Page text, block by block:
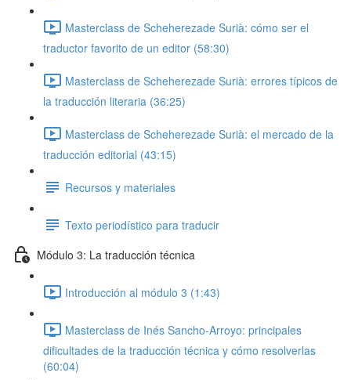
Masterclass de Scheherezade Surià: cómo ser el
traductor favorito de un editor (58:30)
Masterclass de Scheherezade Surià: errores típicos de
la traducción literaria (36:25)
Masterclass de Scheherezade Surià: el mercado de la
traducción editorial (43:15)
Recursos y materiales
Texto periodístico para traducir
Módulo 3: La traducción técnica
Introducción al módulo 3 (1:43)
Masterclass de Inés Sancho-Arroyo: principales
dificultades de la traducción técnica y cómo resolverlas
(60:04)